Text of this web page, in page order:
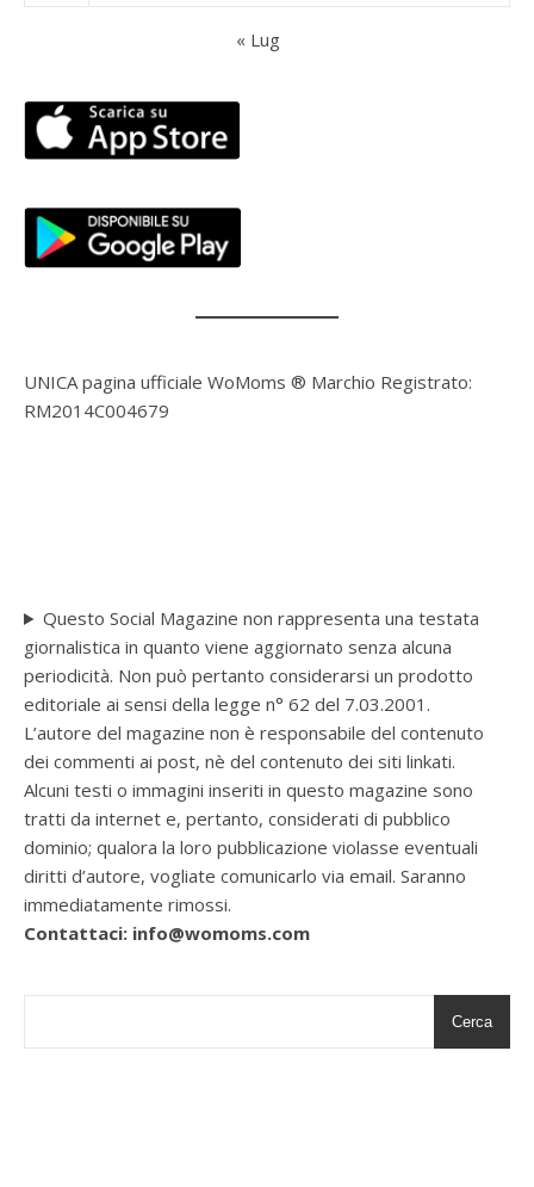
« Lug
UNICA pagina ufficiale WoMoms ® Marchio Registrato:
RM2014C004679
Questo Social Magazine non rappresenta una testata
giornalistica in quanto viene aggiornato senza alcuna
periodicità. Non può pertanto considerarsi un prodotto
editoriale ai sensi della legge n° 62 del 7.03.2001.
L’autore del magazine non è responsabile del contenuto
dei commenti ai post, nè del contenuto dei siti linkati.
Alcuni testi o immagini inseriti in questo magazine sono
tratti da internet e, pertanto, considerati di pubblico
dominio; qualora la loro pubblicazione violasse eventuali
diritti d’autore, vogliate comunicarlo via email. Saranno
immediatamente rimossi.
Contattaci: info@womoms.com
Cerca